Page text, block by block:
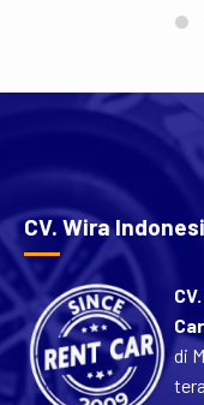
perjalanan
kenyamanan yang
CV. Wira
di